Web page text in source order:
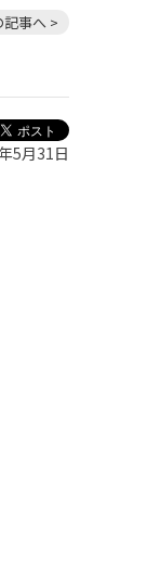
記事へ >
5月31日